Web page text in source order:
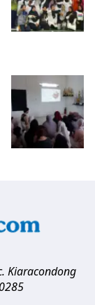
Kiaracondong